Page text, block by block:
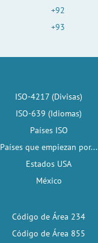
+92
+93
ISO-4217 (Divisas)
ISO-639 (Idiomas)
Países ISO
Países que empiezan por...
Estados USA
México
Código de Área 234
Código de Área 855